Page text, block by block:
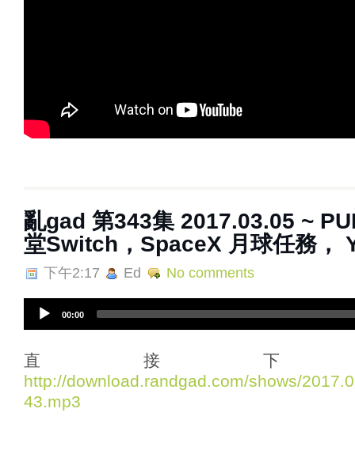
亂gad 第343集 2017.03.05 ~
堂Switch，SpaceX 月球任務，
下午2:17 Ed No comments
i
o
P
l
00:00
直接
http://download.randgad.com/shows/
43.mp3